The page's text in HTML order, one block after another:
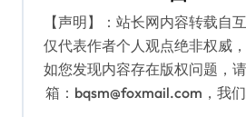
【声明】：站长网内容转载自
仅代表作者个人观点绝非权威
如您发现内容存在版权问题，
箱：bqsm@foxmail.com，我们